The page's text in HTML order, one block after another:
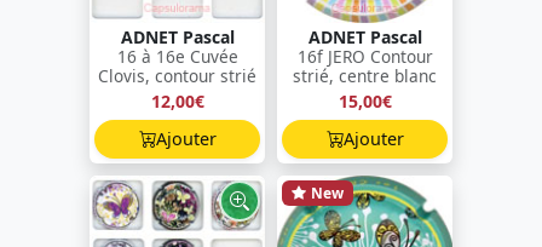
ADNET Pascal
16 à 16e Cuvée
Clovis, contour strié
12,00€
Ajouter
ADNET Pascal
16f JERO Contour
strié, centre blanc
15,00€
Ajouter
New